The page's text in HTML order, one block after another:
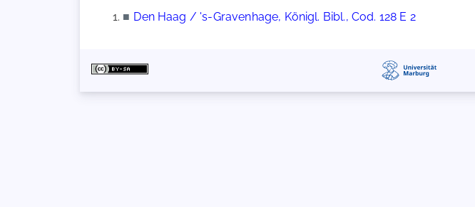
■ Den Haag / 's-Gravenhage, Königl. Bibl., Cod. 128 E 2